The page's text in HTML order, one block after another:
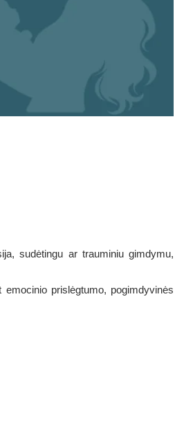
sudėtingu ar trauminiu gimdymu,
emocinio prislėgtumo, pogimdyvinės